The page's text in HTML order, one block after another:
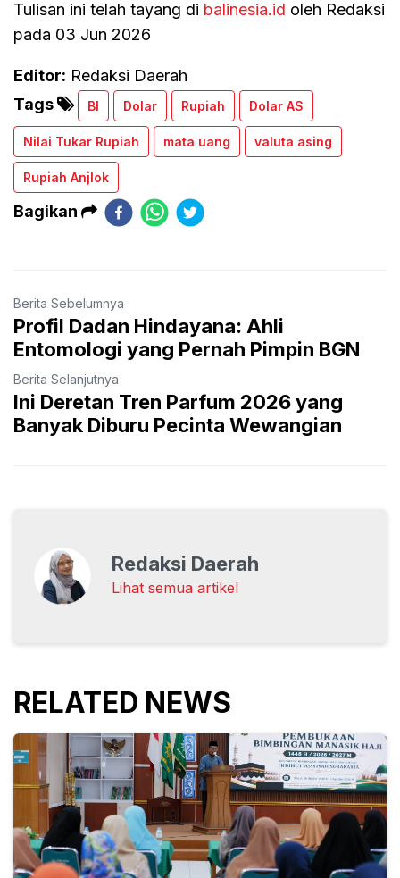
Tulisan ini telah tayang di balinesia.id oleh Redaksi
pada 03 Jun 2026
Editor: Redaksi Daerah
Tags
BI Dolar Rupiah Dolar AS
Nilai Tukar Rupiah mata uang valuta asing
Rupiah Anjlok
Bagikan
Berita Sebelumnya
Profil Dadan Hindayana: Ahli
Entomologi yang Pernah Pimpin BGN
Berita Selanjutnya
Ini Deretan Tren Parfum 2026 yang
Banyak Diburu Pecinta Wewangian
Redaksi Daerah
Lihat semua artikel
RELATED NEWS